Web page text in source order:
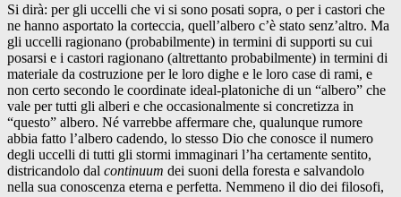
Si dirà: per gli uccelli che vi si sono posati sopra, o per i castori che
ne hanno asportato la corteccia, quell’albero c’è stato senz’altro. Ma
gli uccelli ragionano (probabilmente) in termini di supporti su cui
posarsi e i castori ragionano (altrettanto probabilmente) in termini di
materiale da costruzione per le loro dighe e le loro case di rami, e
non certo secondo le coordinate ideal-platoniche di un “albero” che
vale per tutti gli alberi e che occasionalmente si concretizza in
“questo” albero. Né varrebbe affermare che, qualunque rumore
abbia fatto l’albero cadendo, lo stesso Dio che conosce il numero
degli uccelli di tutti gli stormi immaginari l’ha certamente sentito,
districandolo dal continuum dei suoni della foresta e salvandolo
nella sua conoscenza eterna e perfetta. Nemmeno il dio dei filosofi,